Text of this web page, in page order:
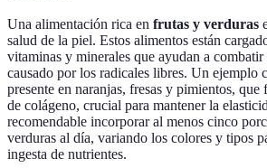
Una alimentación rica en frutas y verduras
salud de la piel. Estos alimentos están
vitaminas y minerales que ayudan a
causado por los radicales libres. Un ejemplo
presente en naranjas, fresas y pimientos,
de colágeno, crucial para mantener la
recomendable incorporar al menos cinco
verduras al día, variando los colores y tipos
ingesta de nutrientes.